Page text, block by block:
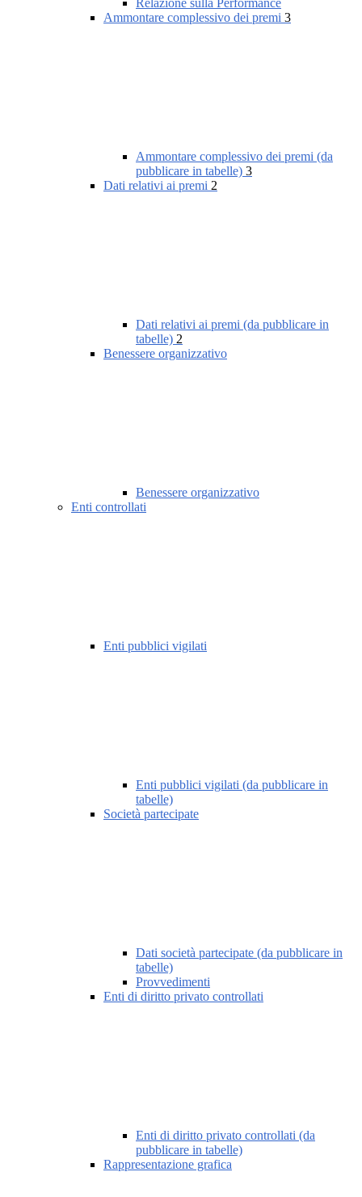
Relazione sulla Performance
Ammontare complessivo dei premi 3
Ammontare complessivo dei premi (da
pubblicare in tabelle) 3
Dati relativi ai premi 2
Dati relativi ai premi (da pubblicare in
tabelle) 2
Benessere organizzativo
Benessere organizzativo
Enti controllati
Enti pubblici vigilati
Enti pubblici vigilati (da pubblicare in
tabelle)
Società partecipate
Dati società partecipate (da pubblicare in
tabelle)
Provvedimenti
Enti di diritto privato controllati
Enti di diritto privato controllati (da
pubblicare in tabelle)
Rappresentazione grafica